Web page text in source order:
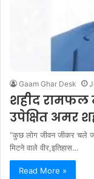
Gaam Ghar Desk
शहीद रामफल
उपेक्षित अमर
“कुछ लोग जीवन जीकर चले
मिटने वाले वीर,इतिहास…
Read More »